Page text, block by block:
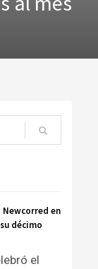
en
décimo
el